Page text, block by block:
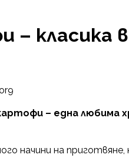
– класика
– една любима
начини на